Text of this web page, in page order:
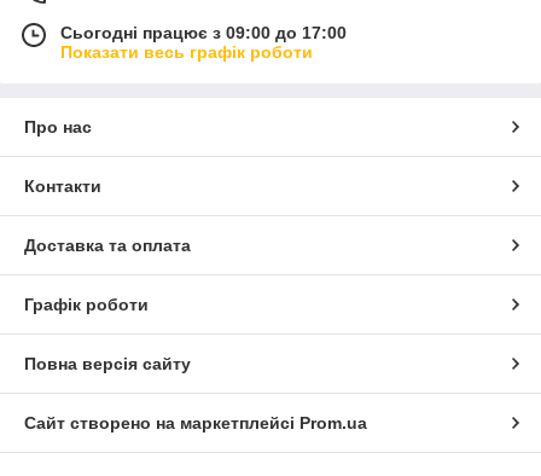
Сьогодні працює з 09:00 до 17:00
Показати весь графік роботи
Про нас
Контакти
Доставка та оплата
Графік роботи
Повна версія сайту
Сайт створено на маркетплейсі Prom.ua